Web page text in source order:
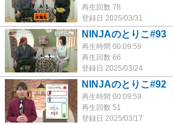
再生回数 78
登録日 2025/03/31
NINJAのとりこ#93
再生時間 00:09:59
再生回数 66
登録日 2025/03/24
NINJAのとりこ#92
再生時間 00:09:59
再生回数 51
登録日 2025/03/17